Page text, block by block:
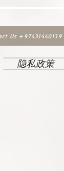
Us +97431440139
隐私政策